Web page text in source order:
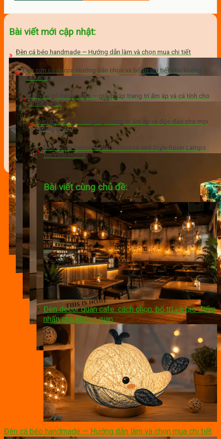
Bài viết mới cập nhật:
Đèn cá béo handmade — Hướng dẫn làm và chọn mua chi tiết
Đèn con cá decor: Hướng dẫn chọn và bố trí chi tiết cho không
gian sống
Đèn cá gỗ handmade — giải pháp trang trí ấm áp và cá tính cho
không gian
Đèn gỗ epoxy: Giải pháp trang trí ấm áp và độc đáo cho mọi
không gian
Đèn Resin Decor: How to Choose and Style Resin Lamps
for Your Home
Bài viết cùng chủ đề:
Đèn decor quán cafe: cách chọn, bố trí và tạo điểm
nhấn cho không gian
Đèn cá béo handmade — Hướng dẫn làm và chọn mua chi tiết